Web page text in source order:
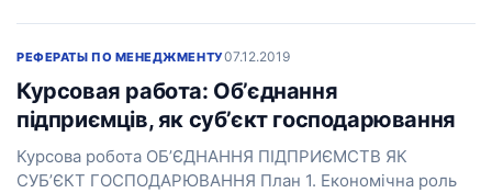
РЕФЕРАТЫ ПО МЕНЕДЖМЕНТУ07.12.2019
Курсовая работа: Об’єднання
підприємців, як суб’єкт господарювання
Курсова робота ОБ’ЄДНАННЯ ПІДПРИЄМСТВ ЯК
СУБ’ЄКТ ГОСПОДАРЮВАННЯ План 1. Економічна роль